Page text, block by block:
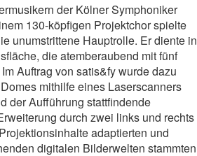
der Kölner Symphoniker
130-köpfigen Projektchor spielte
unumstrittene Hauptrolle. Er diente in
die atemberaubend mit fünf
Auftrag von satis&fy wurde dazu
mithilfe eines Laserscanners
der Aufführung stattfindende
durch zwei links und rechts
adaptierten und
digitalen Bilderwelten stammten